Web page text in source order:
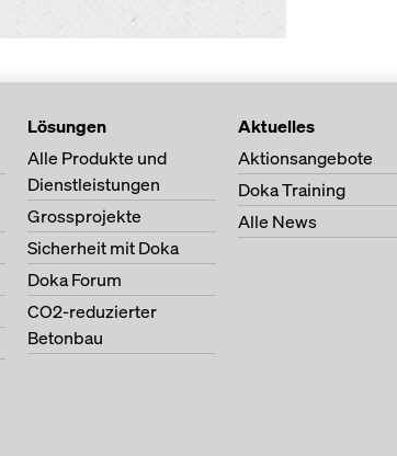
Lösungen
Alle Produkte und
Dienstleistungen
Grossprojekte
Sicherheit mit Doka
Doka Forum
CO2-reduzierter
Betonbau
Aktuelles
Aktionsangebote
Doka Training
Alle News